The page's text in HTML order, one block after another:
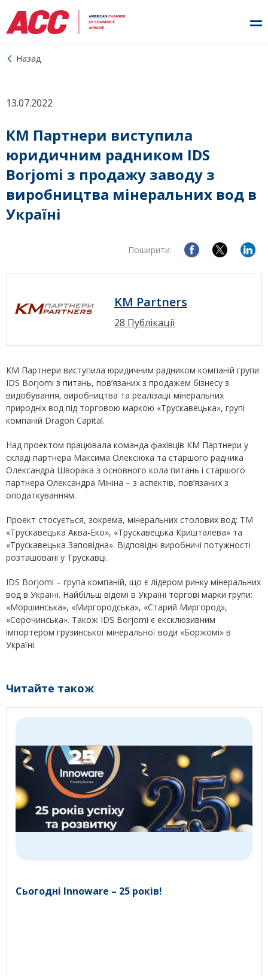
Назад
13.07.2022
КМ Партнери виступила
юридичним радником IDS
Borjomi з продажу заводу з
виробництва мінеральних вод в
Україні
Поширити:
KM Partners
28 Публікації
КМ Партнери виступила юридичним радником компаній групи
IDS Borjomi з питань, пов’язаних з продажем бізнесу з
видобування, виробництва та реалізації мінеральних
природніх вод під торговою маркою «Трускавецька», групі
компаній Dragon Capital.
Над проектом працювала команда фахівців КМ Партнери у
складі партнера Максима Олексіюка та старшого радника
Олександра Шворака з основного кола питань і старшого
партнера Олександра Мініна – з аспектів, пов’язаних з
оподаткуванням.
Проект стосується, зокрема, мінеральних столових вод: ТМ
«Трускавецька Аква-Еко», «Трускавецька Кришталева» та
«Трускавецька Заповідна». Відповідні виробничі потужності
розташовані у Трускавці.
IDS Borjomi – група компаній, що є лідером ринку мінеральних
вод в Україні. Найбільш відомі в Україні торгові марки групи:
«Моршинська», «Миргородська», «Старий Миргород»,
«Сорочинська». Також IDS Borjomi є ексклюзивним
імпортером грузинської мінеральної води «Боржомі» в
Україні.
Читайте також
Сьогодні Innoware – 25 років!